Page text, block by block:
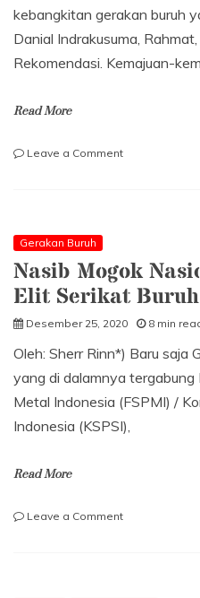
kebangkitan gerakan buruh
Danial Indrakusuma,
Rekomendasi. Kemajuan-
Read More
Leave a Commenton
Gerakan Buruh
Nasib Mogok
Elit Serikat Buruh
Desember 25, 2020 8 min
Oleh: Sherr Rinn*) Baru saja
yang di dalamnya tergabung
Metal Indonesia (FSPMI) /
Indonesia (KSPSI),
Read More
Leave a Commenton